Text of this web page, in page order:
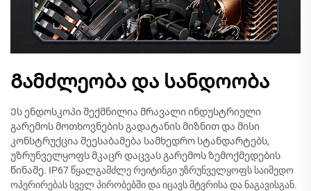
Გამძლეობა და სანდოობა
Ეს ენდოსკოპი შექმნილია მრავალი ინდუსტრიული
გარემოს მოთხოვნების გადატანის მიზნით და მისი
კონსტრუქცია შეესაბამება სამხედრო სტანდარტებს,
უზრუნველყოფს მკაცრ დაცვას გარემოს ზემოქმედების
წინაშე. IP67 წყალგამძლე რეიტინგი უზრუნველყოფს საიმედო
ოპერირებას სველ პირობებში და იცავს მტვრისა და ნაგავისგან.